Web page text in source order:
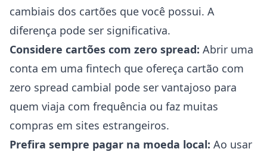
cambiais dos cartões que você possui. A
diferença pode ser significativa.
Considere cartões com zero spread: Abrir uma
conta em uma fintech que ofereça cartão com
zero spread cambial pode ser vantajoso para
quem viaja com frequência ou faz muitas
compras em sites estrangeiros.
Prefira sempre pagar na moeda local: Ao usar